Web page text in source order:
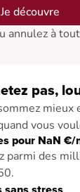
Je découvre
annulez à
pas,
mieux
vous
pour NaN €/
parmi des